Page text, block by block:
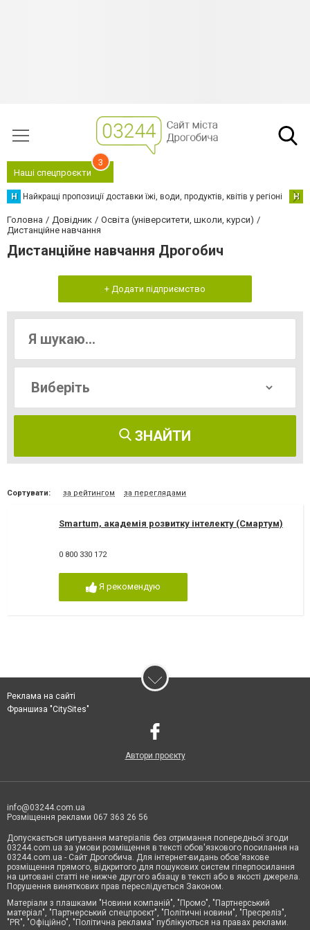
Наші спецпроєкти
3
Н Найкращі пропозиції доставки їжі, води, продуктів, квітів у регіоні Н
Головна Довідник
Освіта (університети, школи, курси)
Дистанційне навчання
Дистанційне навчання Дрогобич
+ Додати підприємство
ЗНАЙТИ
Сортувати: за рейтингом за переглядами
Smartum, академія розвитку інтелекту (Смартум)
0 800 330 172
Я рекомендую
Реклама на сайті
Франшиза "CitySites"
Автори проєкту
info@03244.com.ua
Розміщення реклами 067 363 26 56
Допускається цитування матеріалів без отримання попередньої згоди
03244.com.ua за умови розміщення в тексті обов'язкового посилання на
03244.com.ua - Сайт Дрогобича. Для інтернет-видань обов'язкове
розміщення прямого, відкритого для пошукових систем гіперпосилання
на цитовані статті не нижче другого абзацу в тексті або в якості джерела.
Порушення виняткових прав переслідується Законом.
Матеріали з плашками "Новини компаній", "Промо", "Партнерський
матеріал", "Партнерський спецпроєкт", "Політичні новини", "Пресреліз",
"PR", "Офіційно", "Політична реклама" публікуються на правах реклами.